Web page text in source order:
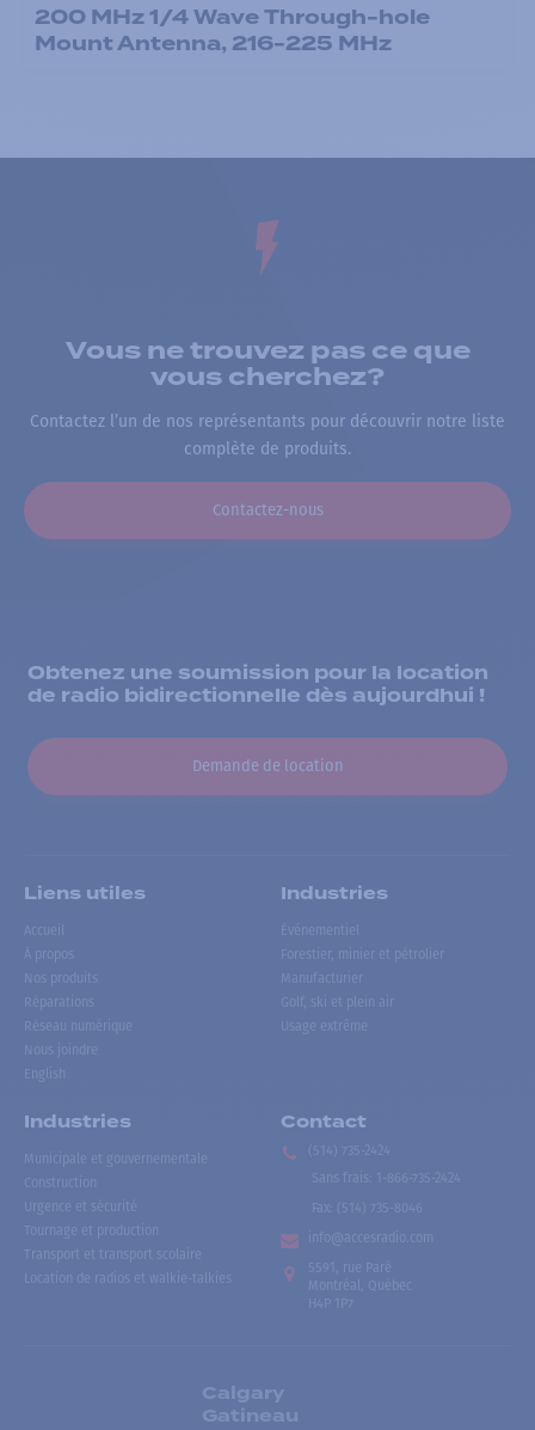
200 MHz 1/4 Wave Through-hole
Mount Antenna, 216-225 MHz
Vous ne trouvez pas ce que
vous cherchez?
Contactez l’un de nos représentants pour découvrir notre liste
complète de produits.
Contactez-nous
Obtenez une soumission pour la location
de radio bidirectionnelle dès aujourdhui !
Demande de location
Liens utiles
Accueil
À propos
Nos produits
Réparations
Réseau numérique
Nous joindre
English
Industries
Événementiel
Forestier, minier et pétrolier
Manufacturier
Golf, ski et plein air
Usage extrême
Industries
Municipale et gouvernementale
Construction
Urgence et sécurité
Tournage et production
Transport et transport scolaire
Location de radios et walkie-talkies
Contact
(514) 735-2424
Sans frais
1-866-735-2424
Fax:
(514) 735-8046
info@accesradio.com
5591, rue Paré
Montréal, Québec
H4P 1P7
Calgary
Gatineau